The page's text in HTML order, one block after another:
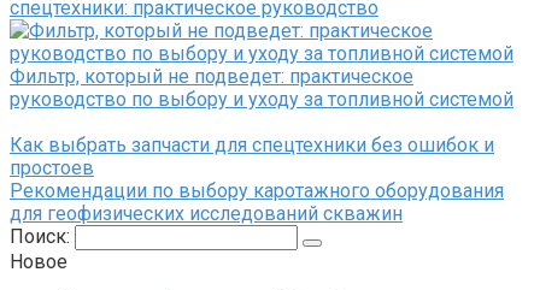
спецтехники: практическое руководство
Фильтр, который не подведет: практическое
руководство по выбору и уходу за топливной системой
Как выбрать запчасти для спецтехники без ошибок и
простоев
Рекомендации по выбору каротажного оборудования
для геофизических исследований скважин
Поиск:
Новое